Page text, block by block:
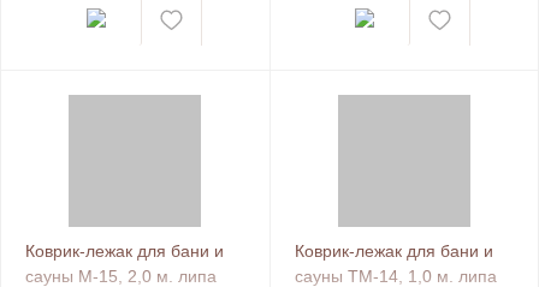
Коврик-лежак для бани и
сауны М-15, 2,0 м. липа
Коврик-лежак для бани и
сауны ТМ-14, 1,0 м. липа